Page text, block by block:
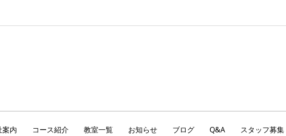
案内 コース紹介 教室一覧 お知らせ ブログ Q&A スタッフ募集